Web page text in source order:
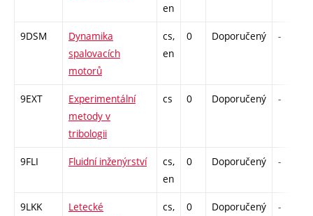
en
9DSM
Dynamika
spalovacích
motorů
cs,
en
0 Doporučený -
9EXT
Experimentální
metody v
tribologii
cs 0 Doporučený -
9FLI Fluidní inženýrství
cs,
en
0 Doporučený -
9LKK
Letecké
cs,
0 Doporučený -